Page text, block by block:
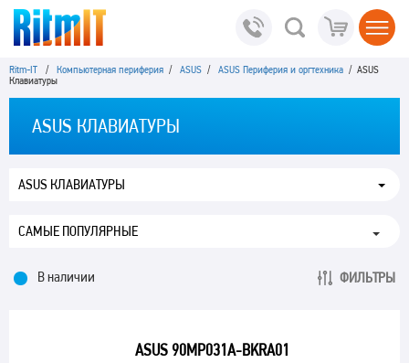
Ritm-IT / Компьютерная периферия / ASUS / ASUS Периферия и оргтехника / ASUS
Клавиатуры
ASUS КЛАВИАТУРЫ
ASUS КЛАВИАТУРЫ
В наличии ФИЛЬТРЫ
ASUS 90MP031A-BKRA01